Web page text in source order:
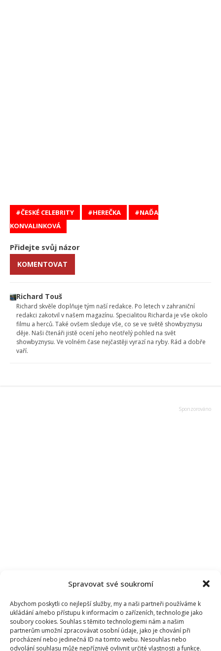
Spravovat své soukromí
Abychom poskytli co nejlepší služby, my a naši partneři používáme k
ukládání a/nebo přístupu k informacím o zařízeních, technologie jako
soubory cookies. Souhlas s těmito technologiemi nám a našim
partnerům umožní zpracovávat osobní údaje, jako je chování při
procházení nebo jedinečná ID na tomto webu. Nesouhlas nebo
odvolání souhlasu může nepříznivě ovlivnit určité vlastnosti a funkce.
ČESKÉ CELEBRITY HEREČKA
NAĎA
KONVALINKOVÁ
Přidejte svůj názor
KOMENTOVAT
Richard Touš
Richard skvěle doplňuje tým naší redakce. Po letech v zahraniční
redakci zakotvil v našem magazínu. Specialitou Richarda je vše okolo
filmu a herců. Také ovšem sleduje vše, co se ve světě showbyznysu
děje. Naši čtenáři jistě ocení jeho neotřelý pohled na svět
showbyznysu. Ve volném čase nejčastěji vyrazí na ryby. Rád a dobře
vaří.